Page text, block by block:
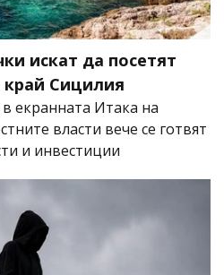
искат да посетят
Сицилия
екранната Итака на
власти вече се готвят
и инвестиции